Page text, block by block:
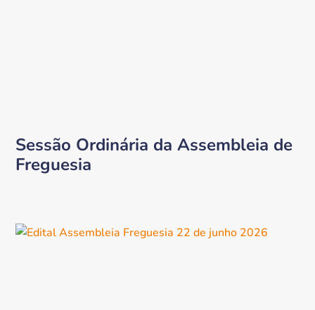
Sessão Ordinária da Assembleia de
Freguesia